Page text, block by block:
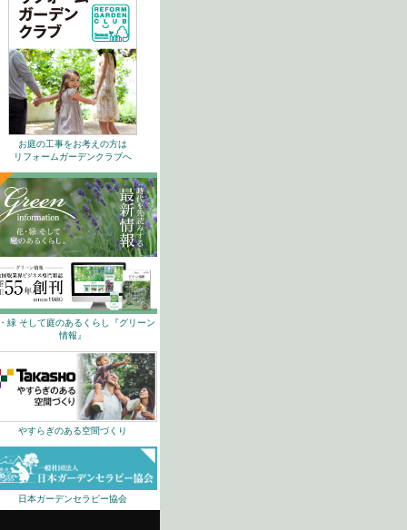
お庭の工事をお考えの方は
リフォームガーデンクラブへ
緑 そして庭のあるくらし『グリーン
情報』
やすらぎのある空間づくり
日本ガーデンセラピー協会